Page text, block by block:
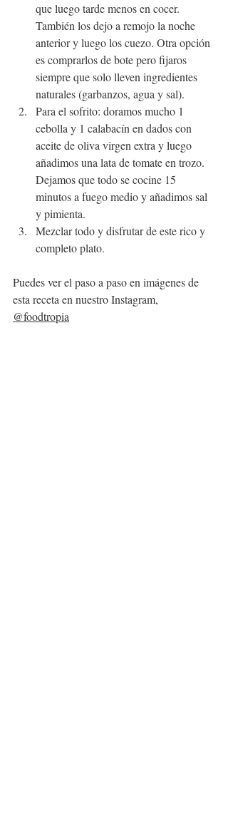
que luego tarde menos en cocer.
También los dejo a remojo la noche
anterior y luego los cuezo. Otra opción
es comprarlos de bote pero fijaros
siempre que solo lleven ingredientes
naturales (garbanzos, agua y sal).
Para el sofrito: doramos mucho 1
cebolla y 1 calabacín en dados con
aceite de oliva virgen extra y luego
añadimos una lata de tomate en trozo.
Dejamos que todo se cocine 15
minutos a fuego medio y añadimos sal
y pimienta.
Mezclar todo y disfrutar de este rico y
completo plato.
Puedes ver el paso a paso en imágenes de
esta receta en nuestro Instagram,
@foodtropia